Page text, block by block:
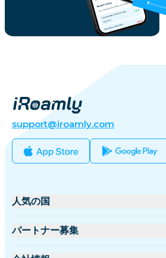
support@iroamly.com
人気の国
アメリカ合衆国
パートナー募集
卸売プラットフォーム